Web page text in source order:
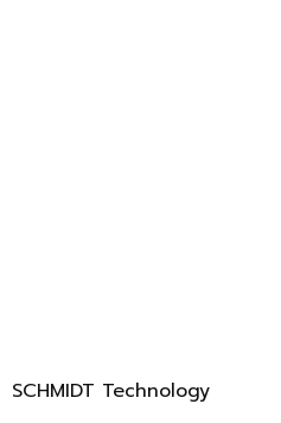
SCHMIDT Technology